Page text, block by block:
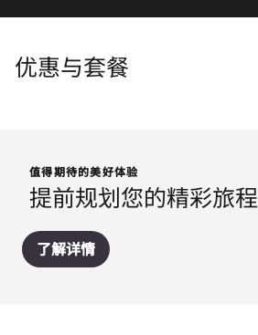
优惠与套餐
值得期待的美好体验
提前规划您的精彩旅程
了解详情